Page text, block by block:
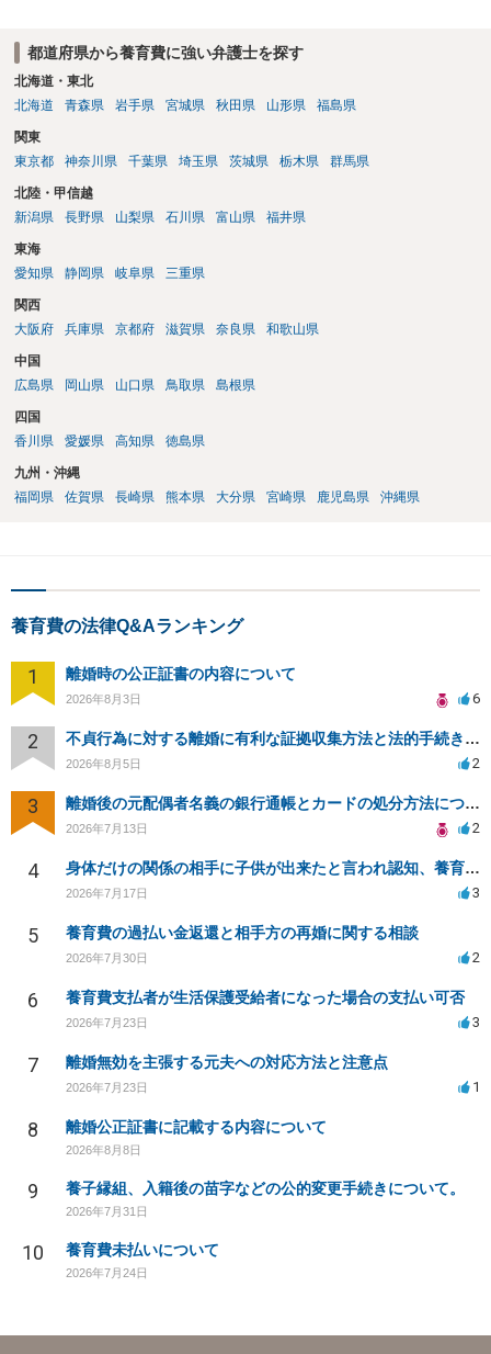
都道府県から養育費に強い弁護士を探す
北海道・東北
北海道
青森県 岩手県 宮城県 秋田県 山形県 福島県
関東
東京都
神奈川県 千葉県 埼玉県 茨城県 栃木県 群馬県
北陸・甲信越
新潟県
長野県 山梨県 石川県 富山県 福井県
東海
愛知県
静岡県 岐阜県 三重県
関西
大阪府
兵庫県 京都府 滋賀県 奈良県 和歌山県
中国
広島県
岡山県 山口県 鳥取県 島根県
四国
香川県
愛媛県 高知県 徳島県
九州・沖縄
福岡県
佐賀県 長崎県 熊本県 大分県 宮崎県 鹿児島県 沖縄県
養育費の法律Q&Aランキング
1 離婚時の公正証書の内容について
2026年8月3日 6
2 不貞行為に対する離婚に有利な証拠収集方法と法的手続きについて
2026年8月5日 2
3 離婚後の元配偶者名義の銀行通帳とカードの処分方法について
2026年7月13日 2
4 身体だけの関係の相手に子供が出来たと言われ認知、養育費を要求されているが自身の子供か分からない
2026年7月17日 3
5 養育費の過払い金返還と相手方の再婚に関する相談
2026年7月30日 2
6 養育費支払者が生活保護受給者になった場合の支払い可否
2026年7月23日 3
7 離婚無効を主張する元夫への対応方法と注意点
2026年7月23日 1
8 離婚公正証書に記載する内容について
2026年8月8日
9 養子縁組、入籍後の苗字などの公的変更手続きについて。
2026年7月31日
10 養育費未払いについて
2026年7月24日